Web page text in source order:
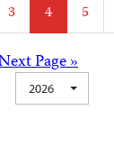
3 4 5
Page »
2026